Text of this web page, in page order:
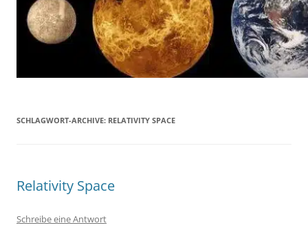
SCHLAGWORT-ARCHIVE: RELATIVITY SPACE
Relativity Space
Schreibe eine Antwort